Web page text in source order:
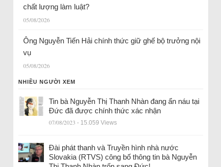
chất lượng làm luật?
05/08/2026
Ông Nguyễn Tiến Hải chính thức giữ ghế bộ trưởng nội
vụ
05/08/2026
NHIỀU NGƯỜI XEM
Tin bà Nguyễn Thị Thanh Nhàn đang ẩn náu tại
Đức đã được chính thức xác nhận
07/08/2023 - 15.059 Views
Đài phát thanh và Truyền hình nhà nước
Slovakia (RTVS) công bố thông tin bà Nguyễn